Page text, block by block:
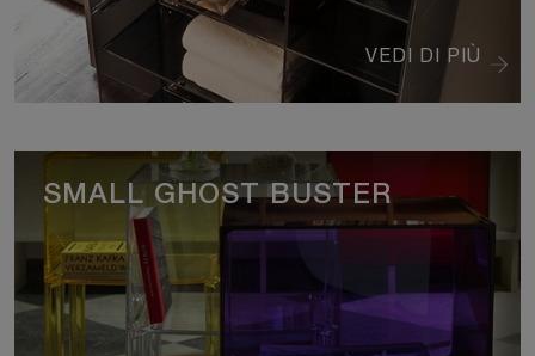
VEDI DI PIÙ
SMALL GHOST BUSTER